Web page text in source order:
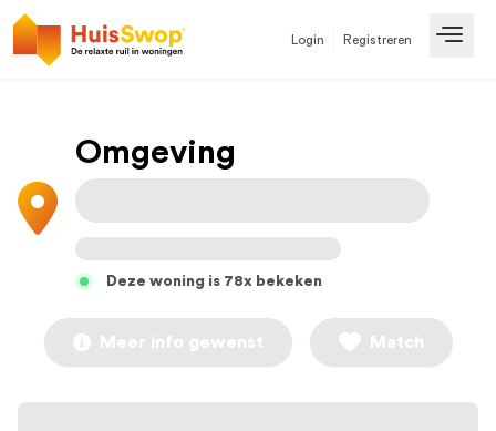
Login Registreren
Omgeving
Deze woning is 78x bekeken
Meer info gewenst Match